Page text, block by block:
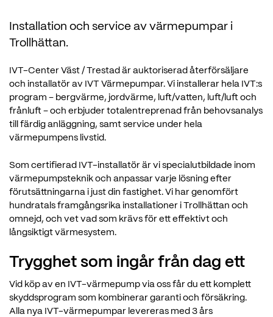
Installation och service av värmepumpar i
Trollhättan.
IVT-Center Väst / Trestad är auktoriserad återförsäljare
och installatör av IVT Värmepumpar. Vi installerar hela IVT:s
program – bergvärme, jordvärme, luft/vatten, luft/luft och
frånluft – och erbjuder totalentreprenad från behovsanalys
till färdig anläggning, samt service under hela
värmepumpens livstid.
Som certifierad IVT-installatör är vi specialutbildade inom
värmepumpsteknik och anpassar varje lösning efter
förutsättningarna i just din fastighet. Vi har genomfört
hundratals framgångsrika installationer i Trollhättan och
omnejd, och vet vad som krävs för ett effektivt och
långsiktigt värmesystem.
Trygghet som ingår från dag ett
Vid köp av en IVT-värmepump via oss får du ett komplett
skyddsprogram som kombinerar garanti och försäkring.
Alla nya IVT-värmepumpar levereras med 3 års